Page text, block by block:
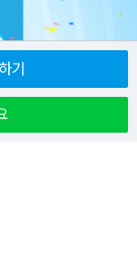
기